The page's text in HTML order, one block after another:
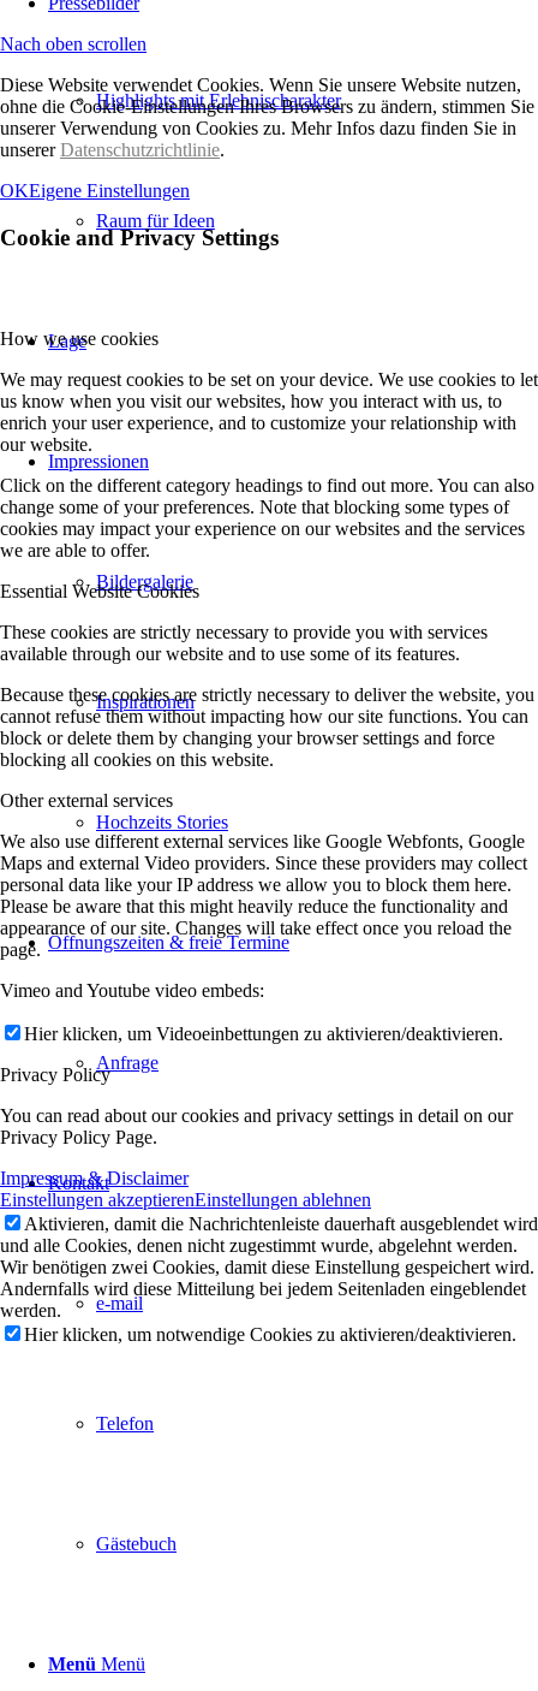
Highlights mit Erlebnischarakter
Raum für Ideen
Lage
Impressionen
Bildergalerie
Inspirationen
Hochzeits Stories
Öffnungszeiten & freie Termine
Anfrage
Kontakt
e-mail
Telefon
Gästebuch
Menü Menü
Nach oben scrollen
Diese Website verwendet Cookies. Wenn Sie unsere Website nutzen,
ohne die Cookie-Einstellungen Ihres Browsers zu ändern, stimmen Sie
unserer Verwendung von Cookies zu. Mehr Infos dazu finden Sie in
unsererDatenschutzrichtlinie.
OKEigene Einstellungen
Cookie and Privacy Settings
How we use cookies
We may request cookies to be set on your device. We use cookies to let
us know when you visit our websites, how you interact with us, to
enrich your user experience, and to customize your relationship with
our website.
Click on the different category headings to find out more. You can also
change some of your preferences. Note that blocking some types of
cookies may impact your experience on our websites and the services
we are able to offer.
Essential Website Cookies
These cookies are strictly necessary to provide you with services
available through our website and to use some of its features.
Because these cookies are strictly necessary to deliver the website, you
cannot refuse them without impacting how our site functions. You can
block or delete them by changing your browser settings and force
blocking all cookies on this website.
Other external services
We also use different external services like Google Webfonts, Google
Maps and external Video providers. Since these providers may collect
personal data like your IP address we allow you to block them here.
Please be aware that this might heavily reduce the functionality and
appearance of our site. Changes will take effect once you reload the
page.
Vimeo and Youtube video embeds:
Hier klicken, um Videoeinbettungen zu aktivieren/deaktivieren.
Privacy Policy
You can read about our cookies and privacy settings in detail on our
Privacy Policy Page.
Impressum & Disclaimer
Einstellungen akzeptierenEinstellungen ablehnen
Aktivieren, damit die Nachrichtenleiste dauerhaft ausgeblendet wird
und alle Cookies, denen nicht zugestimmt wurde, abgelehnt werden.
Wir benötigen zwei Cookies, damit diese Einstellung gespeichert wird.
Andernfalls wird diese Mitteilung bei jedem Seitenladen eingeblendet
werden.
Hier klicken, um notwendige Cookies zu aktivieren/deaktivieren.